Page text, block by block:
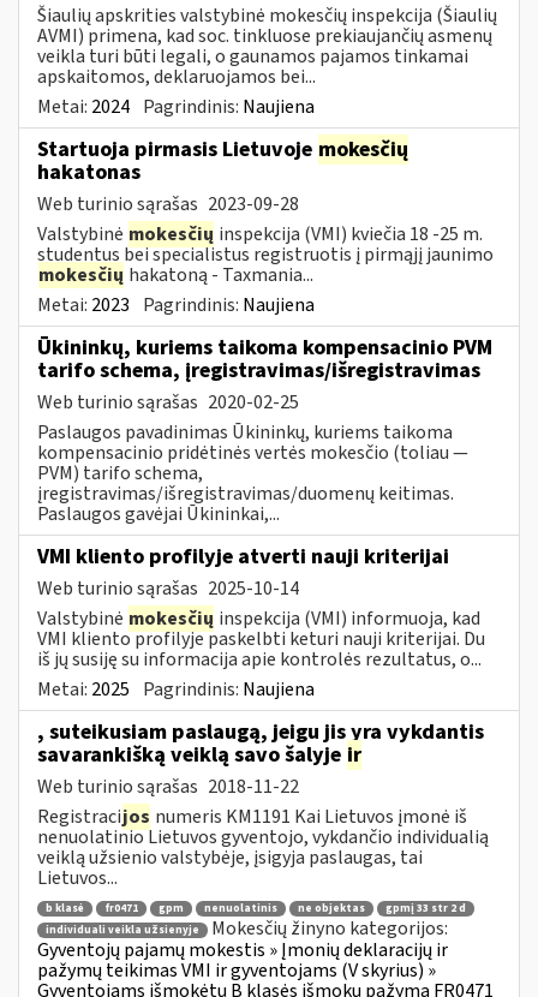
Šiaulių apskrities valstybinė mokesčių inspekcija (Šiaulių
AVMI) primena, kad soc. tinkluose prekiaujančių asmenų
veikla turi būti legali, o gaunamos pajamos tinkamai
apskaitomos, deklaruojamos bei...
Metai: 2024 Pagrindinis: Naujiena
Startuoja pirmasis Lietuvoje mokesčių
hakatonas
Web turinio sąrašas 2023-09-28
Valstybinė mokesčių inspekcija (VMI) kviečia 18 -25 m.
studentus bei specialistus registruotis į pirmąjį jaunimo
mokesčių hakatoną - Taxmania...
Metai: 2023 Pagrindinis: Naujiena
Ūkininkų, kuriems taikoma kompensacinio PVM
tarifo schema, įregistravimas/išregistravimas
Web turinio sąrašas 2020-02-25
Paslaugos pavadinimas Ūkininkų, kuriems taikoma
kompensacinio pridėtinės vertės mokesčio (toliau —
PVM) tarifo schema,
įregistravimas/išregistravimas/duomenų keitimas.
Paslaugos gavėjai Ūkininkai,...
VMI kliento profilyje atverti nauji kriterijai
Web turinio sąrašas 2025-10-14
Valstybinė mokesčių inspekcija (VMI) informuoja, kad
VMI kliento profilyje paskelbti keturi nauji kriterijai. Du
iš jų susiję su informacija apie kontrolės rezultatus, o...
Metai: 2025 Pagrindinis: Naujiena
, suteikusiam paslaugą, jeigu jis yra vykdantis
savarankišką veiklą savo šalyje ir
Web turinio sąrašas 2018-11-22
Registracijos numeris KM1191 Kai Lietuvos įmonė iš
nenuolatinio Lietuvos gyventojo, vykdančio individualią
veiklą užsienio valstybėje, įsigyja paslaugas, tai
Lietuvos...
b klasė fr0471 gpm nenuolatinis ne objektas
gpmį 33 str 2 d
individuali veikla užsienyje
Mokesčių žinyno kategorijos:
Gyventojų pajamų mokestis » Įmonių deklaracijų ir
pažymų teikimas VMI ir gyventojams (V skyrius) »
Gyventojams išmokėtų B klasės išmokų pažyma FR0471